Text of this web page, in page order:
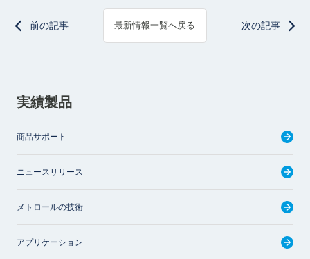
前の記事 最新情報一覧へ戻る 次の記事
実績製品
商品サポート
ニュースリリース
メトロールの技術
アプリケーション